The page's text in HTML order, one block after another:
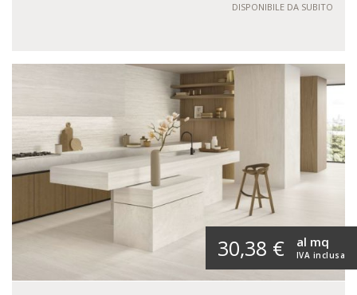
DISPONIBILE DA SUBITO
30,38 € IVA inclusa
al mq